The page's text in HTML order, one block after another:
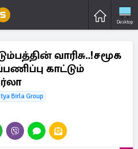
Desktop
வாரிசு..!சமூக
காட்டும்
Birla Group